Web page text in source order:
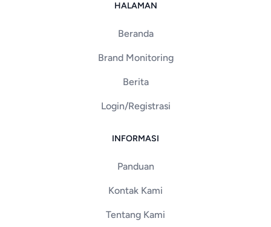
HALAMAN
Beranda
Brand Monitoring
Berita
Login/Registrasi
INFORMASI
Panduan
Kontak Kami
Tentang Kami